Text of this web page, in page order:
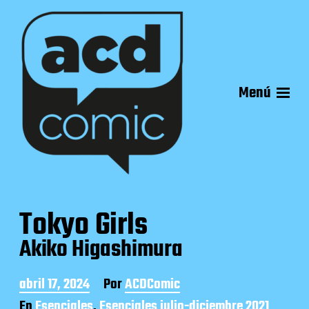
Menú
Tokyo Girls
Akiko Higashimura
F
e
abril 17, 2024 PorACDComic